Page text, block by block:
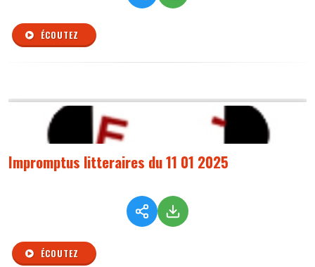
ÉCOUTEZ
Impromptus litteraires du 11 01 2025
ÉCOUTEZ